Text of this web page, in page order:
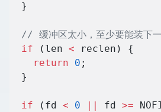
  }
// 缓冲区太小，至少要能装下
  if
(len < reclen) {
    return
0 ;
  }
  if
(fd < 0 fd >=